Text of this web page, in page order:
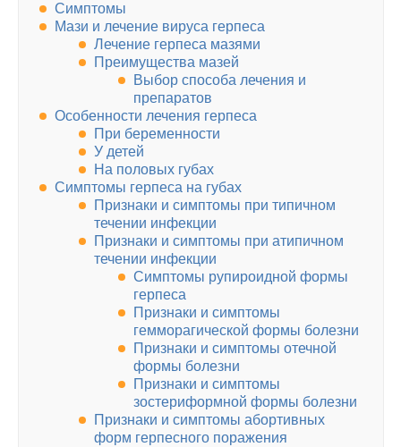
Симптомы
Мази и лечение вируса герпеса
Лечение герпеса мазями
Преимущества мазей
Выбор способа лечения и
препаратов
Особенности лечения герпеса
При беременности
У детей
На половых губах
Симптомы герпеса на губах
Признаки и симптомы при типичном
течении инфекции
Признаки и симптомы при атипичном
течении инфекции
Симптомы рупироидной формы
герпеса
Признаки и симптомы
гемморагической формы болезни
Признаки и симптомы отечной
формы болезни
Признаки и симптомы
зостериформной формы болезни
Признаки и симптомы абортивных
форм герпесного поражения